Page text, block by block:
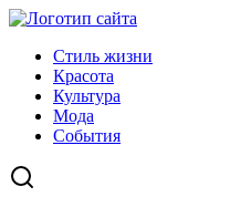
Стиль жизни
Красота
Культура
Мода
События